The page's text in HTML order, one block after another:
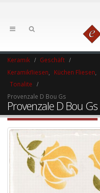
Keramik
Geschäft
Keramikfliesen
Küchen Fliesen
Tonalite
Provenzale D Bou Gs
Provenzale D Bou Gs